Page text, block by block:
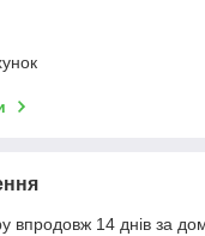
впродовж 14 днів за